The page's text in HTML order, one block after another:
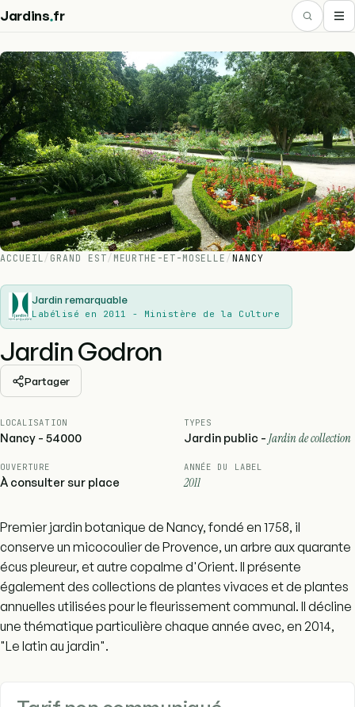
Jardins.fr
ACCUEIL/ GRAND EST/ MEURTHE-ET-MOSELLE /NANCY
Jardin remarquable
Labélisé en 2011 - Ministère de la Culture
Jardin Godron
Partager
LOCALISATION
Nancy - 54000
TYPES
Jardin public - Jardin de collection
OUVERTURE
À consulter sur place
ANNÉE DU LABEL
2011
Premier jardin botanique de Nancy, fondé en 1758, il
conserve un micocoulier de Provence, un arbre aux quarante
écus pleureur, et autre copalme d'Orient. Il présente
également des collections de plantes vivaces et de plantes
annuelles utilisées pour le fleurissement communal. Il décline
une thématique particulière chaque année avec, en 2014,
"Le latin au jardin".